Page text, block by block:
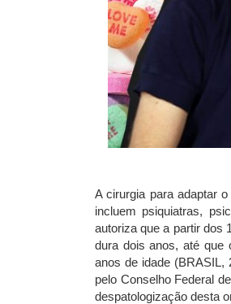
A cirurgia para adaptar
incluem psiquiatras,
autoriza que a partir dos
dura dois anos, até que
anos de idade (BRASIL,
pelo Conselho Federal
despatologização desta